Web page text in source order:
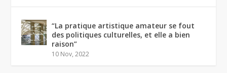
“La pratique artistique amateur se fout
des politiques culturelles, et elle a bien
raison”
10 Nov, 2022